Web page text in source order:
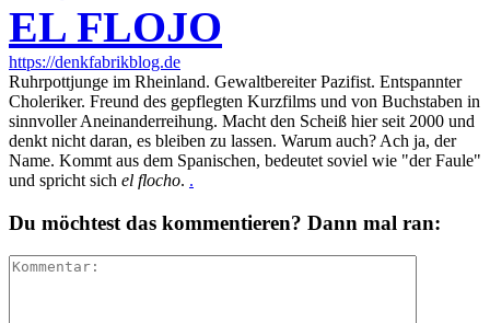
EL FLOJO
https://denkfabrikblog.de
Ruhrpottjunge im Rheinland. Gewaltbereiter Pazifist. Entspannter
Choleriker. Freund des gepflegten Kurzfilms und von Buchstaben in
sinnvoller Aneinanderreihung. Macht den Scheiß hier seit 2000 und
denkt nicht daran, es bleiben zu lassen. Warum auch? Ach ja, der
Name. Kommt aus dem Spanischen, bedeutet soviel wie "der Faule"
und spricht sich el flocho. .
Du möchtest das kommentieren? Dann mal ran: